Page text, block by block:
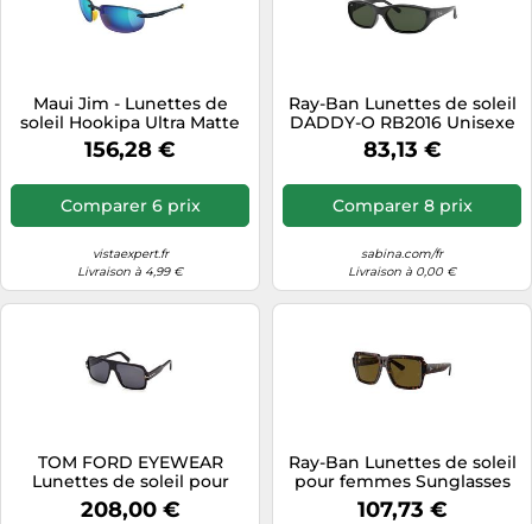
Maui Jim - Lunettes de
soleil Hookipa Ultra Matte
Solid Dark Blue Blue Hawaii
MauiUltra
156,28 €
Comparer 6 prix
vistaexpert.fr
Livraison à 4,99 €
Ray-Ban Lunettes de soleil
DADDY-O RB2016 Unisexe
Monture injectée Noir
Lentilles Vert G-15 59 mm
83,13 €
Comparer 8 prix
sabina.com/fr
Livraison à 0,00 €
TOM FORD EYEWEAR
Lunettes de soleil pour
hommes LUNETTES DE
SOLEIL CAMDEN FT0933
208,00 €
Ray-Ban Lunettes de soleil
pour femmes Sunglasses
0RB4408
107,73 €